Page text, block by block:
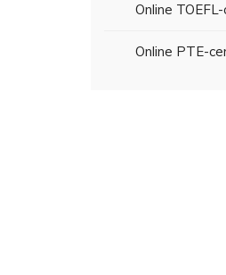
Online
Online PTE-